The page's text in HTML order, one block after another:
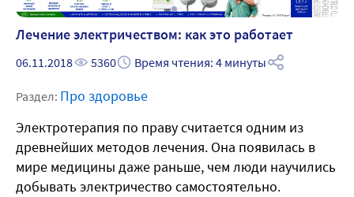
Лечение электричеством: как это работает
06.11.2018 5360 Время чтения: 4 минуты
Раздел: Про здоровье
Электротерапия по праву считается одним из
древнейших методов лечения. Она появилась в
мире медицины даже раньше, чем люди научились
добывать электричество самостоятельно.